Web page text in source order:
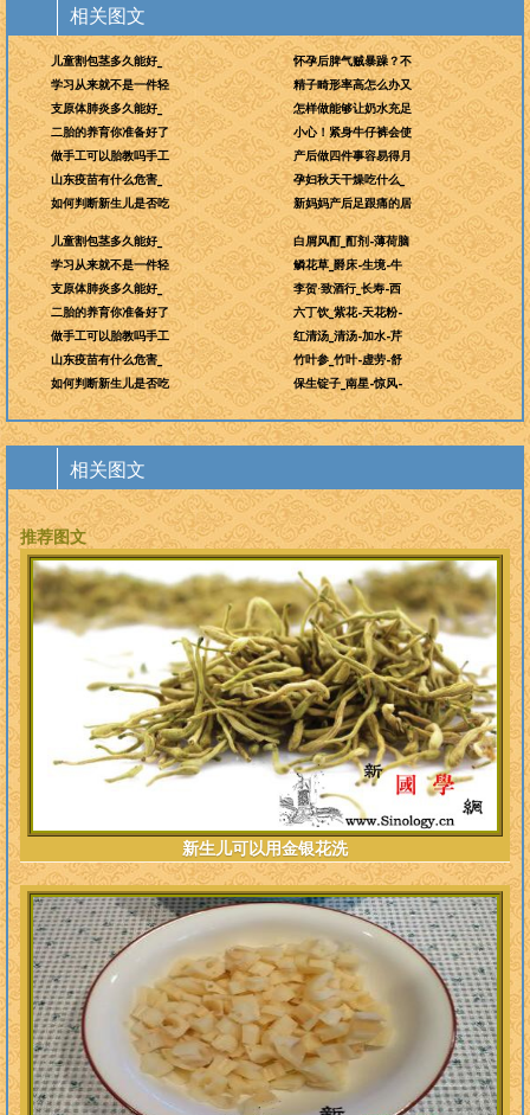
相关图文
儿童割包茎多久能好_
学习从来就不是一件轻
支原体肺炎多久能好_
二胎的养育你准备好了
做手工可以胎教吗手工
山东疫苗有什么危害_
如何判断新生儿是否吃
怀孕后脾气贼暴躁？不
精子畸形率高怎么办又
怎样做能够让奶水充足
小心！紧身牛仔裤会使
产后做四件事容易得月
孕妇秋天干燥吃什么_
新妈妈产后足跟痛的居
儿童割包茎多久能好_
学习从来就不是一件轻
支原体肺炎多久能好_
二胎的养育你准备好了
做手工可以胎教吗手工
山东疫苗有什么危害_
如何判断新生儿是否吃
白屑风酊_酊剂-薄荷脑
鳞花草_爵床-生境-牛
李贺·致酒行_长寿-西
六丁饮_紫花-天花粉-
红清汤_清汤-加水-芹
竹叶参_竹叶-虚劳-舒
保生锭子_南星-惊风-
相关图文
推荐图文
新生儿可以用金银花洗